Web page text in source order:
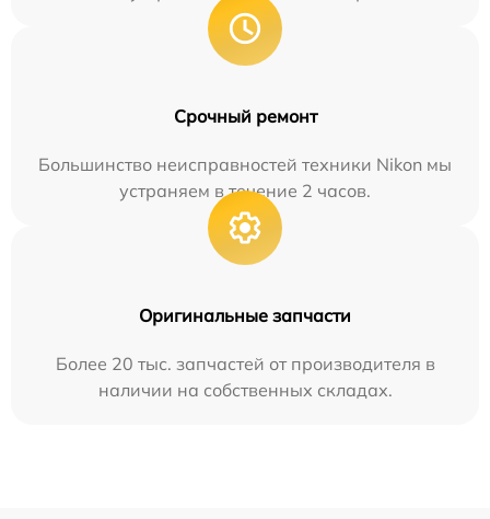
Срочный ремонт
Большинство неисправностей техники Nikon мы
устраняем в течение 2 часов.
Оригинальные запчасти
Более 20 тыс. запчастей от производителя в
наличии на собственных складах.